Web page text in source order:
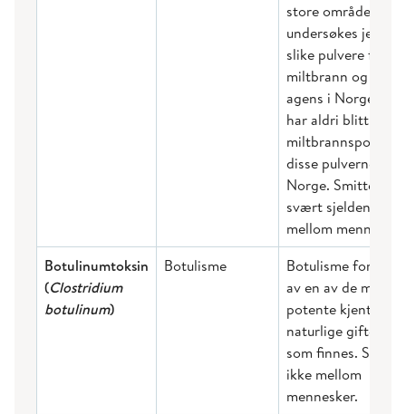
store områder. Det
undersøkes jevnlig
slike pulvere for
miltbrann og
agens i Norge. Det
har aldri blitt
miltbrannsporer i
disse pulverne i
Norge. Smitter
svært sjelden
mellom
Botulinumtoksin
(Clostridium
botulinum)
Botulisme
Botulisme
av en av de mest
potente kjente
naturlige giftene
som finnes.
ikke mellom
mennesker.